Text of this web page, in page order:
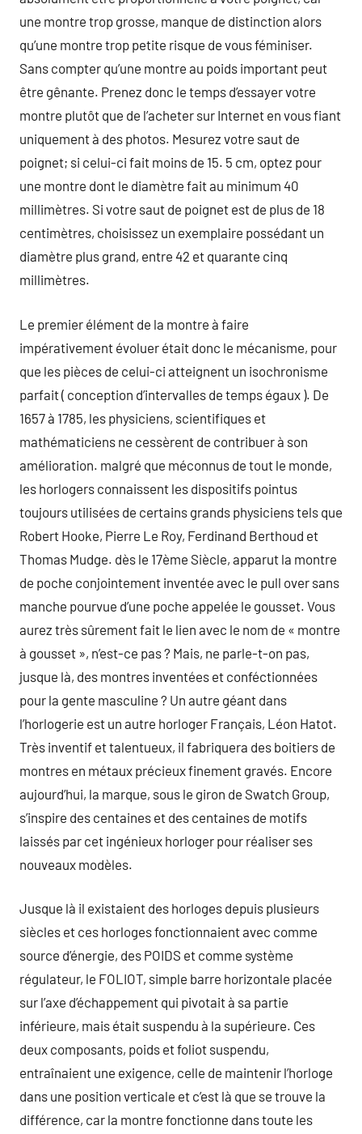
une montre trop grosse, manque de distinction alors
qu’une montre trop petite risque de vous féminiser.
Sans compter qu’une montre au poids important peut
être gênante. Prenez donc le temps d’essayer votre
montre plutôt que de l’acheter sur Internet en vous fiant
uniquement à des photos. Mesurez votre saut de
poignet; si celui-ci fait moins de 15. 5 cm, optez pour
une montre dont le diamètre fait au minimum 40
millimètres. Si votre saut de poignet est de plus de 18
centimètres, choisissez un exemplaire possédant un
diamètre plus grand, entre 42 et quarante cinq
millimètres.
Le premier élément de la montre à faire
impérativement évoluer était donc le mécanisme, pour
que les pièces de celui-ci atteignent un isochronisme
parfait ( conception d’intervalles de temps égaux ). De
1657 à 1785, les physiciens, scientifiques et
mathématiciens ne cessèrent de contribuer à son
amélioration. malgré que méconnus de tout le monde,
les horlogers connaissent les dispositifs pointus
toujours utilisées de certains grands physiciens tels que
Robert Hooke, Pierre Le Roy, Ferdinand Berthoud et
Thomas Mudge. dès le 17ème Siècle, apparut la montre
de poche conjointement inventée avec le pull over sans
manche pourvue d’une poche appelée le gousset. Vous
aurez très sûrement fait le lien avec le nom de « montre
à gousset », n’est-ce pas ? Mais, ne parle-t-on pas,
jusque là, des montres inventées et conféctionnées
pour la gente masculine ? Un autre géant dans
l’horlogerie est un autre horloger Français, Léon Hatot.
Très inventif et talentueux, il fabriquera des boitiers de
montres en métaux précieux finement gravés. Encore
aujourd’hui, la marque, sous le giron de Swatch Group,
s’inspire des centaines et des centaines de motifs
laissés par cet ingénieux horloger pour réaliser ses
nouveaux modèles.
Jusque là il existaient des horloges depuis plusieurs
siècles et ces horloges fonctionnaient avec comme
source d’énergie, des POIDS et comme système
régulateur, le FOLIOT, simple barre horizontale placée
sur l’axe d’échappement qui pivotait à sa partie
inférieure, mais était suspendu à la supérieure. Ces
deux composants, poids et foliot suspendu,
entraînaient une exigence, celle de maintenir l’horloge
dans une position verticale et c’est là que se trouve la
différence, car la montre fonctionne dans toute les